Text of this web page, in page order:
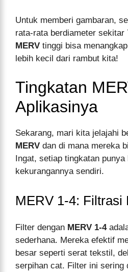
Untuk memberi gambaran,
rata-rata berdiameter
MERV tinggi bisa
lebih kecil dari rambut kita!
Tingkatan
Aplikasinya
Sekarang, mari kita jelajahi
MERV dan di mana mereka
Ingat, setiap tingkatan
kekurangannya sendiri.
MERV 1-4: Filtrasi
Filter dengan MERV 1-4
sederhana. Mereka efektif
besar seperti serat tekstil,
serpihan cat. Filter ini sering